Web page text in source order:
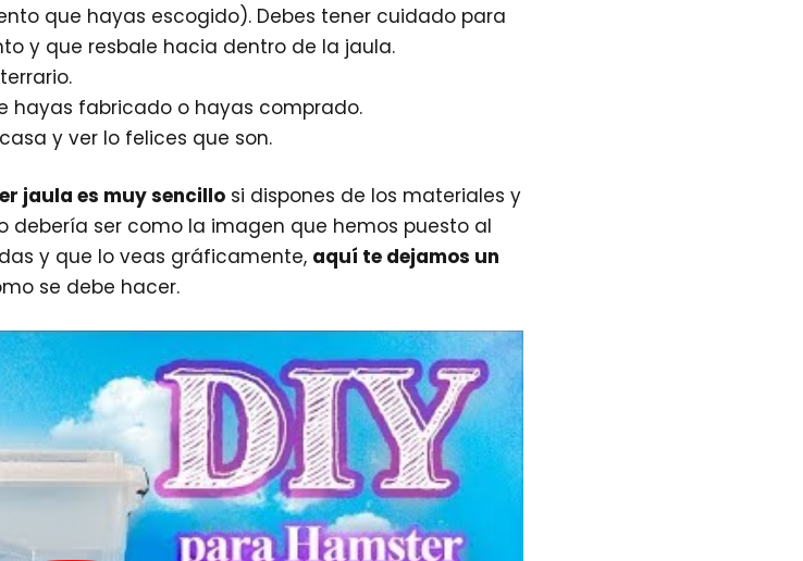
que hayas escogido). Debes tener cuidado para
y que resbale hacia dentro de la jaula.
hayas fabricado o hayas comprado.
y ver lo felices que son.
jaula es muy sencillo si dispones de los materiales y
debería ser como la imagen que hemos puesto al
y que lo veas gráficamente, aquí te dejamos un
se debe hacer.